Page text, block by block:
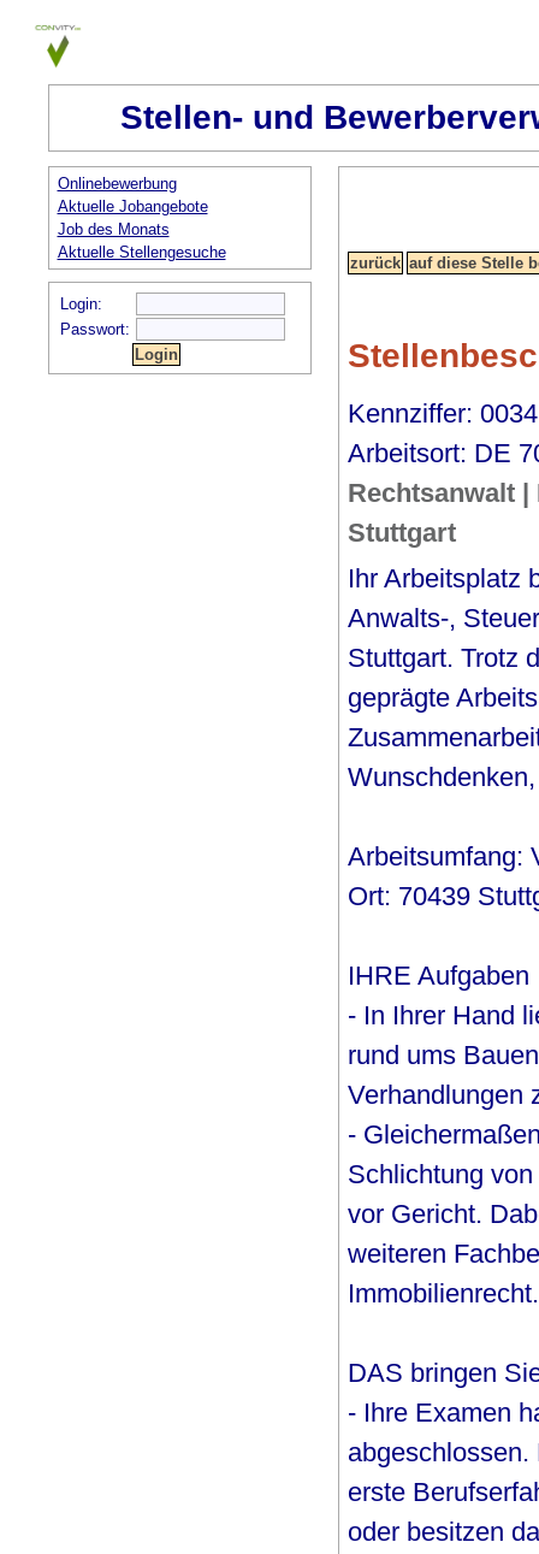
Stellen- und
Onlinebewerbung
Aktuelle Jobangebote
Job des Monats
Aktuelle Stellengesuche
Login:
Passwort:
Kennziffer:
Arbeitsort: DE
Rechtsanwalt
Stuttgart
Ihr Arbeitsplatz
Anwalts-,
Stuttgart. Trotz
geprägte
Arbeitsumfang:
Ort: 70439
IHRE Aufgaben
- In Ihrer Hand
rund ums
Verhandlungen
-
Schlichtung
vor Gericht.
weiteren
Immobilienrecht.
DAS bringen
- Ihre Examen
erste
oder besitzen